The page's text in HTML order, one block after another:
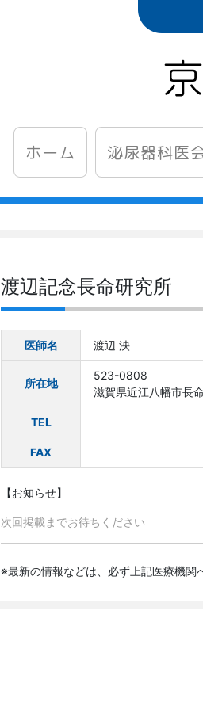
ホーム 泌尿器科医
渡辺記念長命研究所
医師名 渡辺 泱
所在地
523-0808
滋賀県近江八幡市長
TEL
FAX
【お知らせ】
次回掲載までお待ちください
※最新の情報などは、必ず上記医療機関